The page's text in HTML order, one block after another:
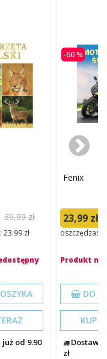
39,99 zł
zł
od 9.90
-60 %
Fenix
23,99 zł
oszczędzasz:
Produkt
DO
KUP
Dostawa
zł